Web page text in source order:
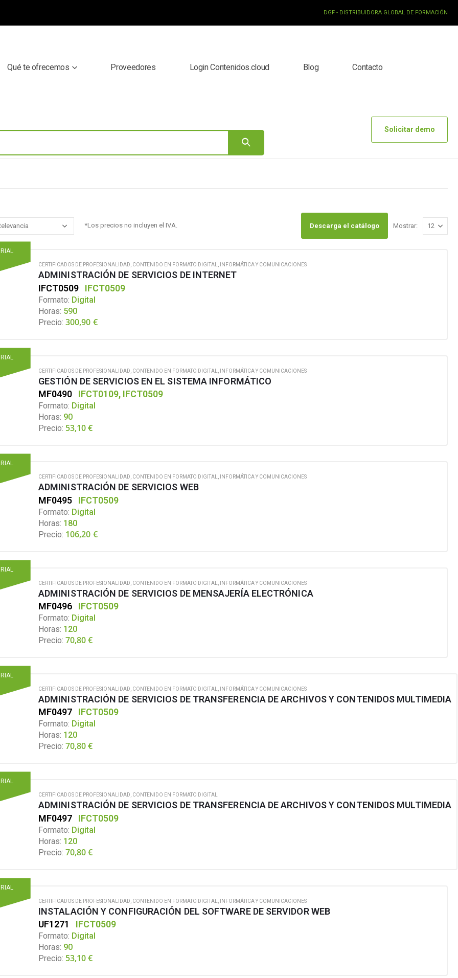
DGF - DISTRIBUIDORA GLOBAL DE FORMACIÓN
Qué te ofrecemos Proveedores Login Contenidos.cloud Blog Contacto
Solicitar demo
*Los precios no incluyen el IVA. Descarga el catálogo Mostrar:
CERTIFICADOS DE PROFESIONALIDAD, CONTENIDO EN FORMATO DIGITAL, INFORMÁTICA Y COMUNICACIONES
ADMINISTRACIÓN DE SERVICIOS DE INTERNET
IFCT0509
IFCT0509
Formato: Digital
Horas: 590
Precio: 300,90 €
CERTIFICADOS DE PROFESIONALIDAD CONTENIDO EN FORMATO DIGITAL INFORMÁTICA Y COMUNICACIONES
GESTIÓN DE SERVICIOS EN EL SISTEMA INFORMÁTICO
MF0490
IFCT0109, IFCT0509
Formato: Digital
Horas: 90
Precio: 53,10€
CERTIFICADOS DE PROFESIONALIDAD CONTENIDO EN FORMATO DIGITAL INFORMÁTICA Y COMUNICACIONES
ADMINISTRACIÓN DE SERVICIOS WEB
MF0495
IFCT0509
Formato: Digital
Horas: 180
Precio: 106,20 €
CERTIFICADOS DE PROFESIONALIDAD CONTENIDO EN FORMATO DIGITAL INFORMÁTICA Y COMUNICACIONES
ADMINISTRACIÓN DE SERVICIOS DE MENSAJERÍA ELECTRÓNICA
MF0496
IFCT0509
Formato: Digital
Horas: 120
Precio: 70,80€
CERTIFICADOS DE PROFESIONALIDAD CONTENIDO EN FORMATO DIGITAL INFORMÁTICA Y COMUNICACIONES
ADMINISTRACIÓN DE SERVICIOS DE TRANSFERENCIA DE ARCHIVOS Y CONTENIDOS MULTIMEDIA
MF0497
IFCT0509
Formato: Digital
Horas: 120
Precio: 70,80€
CERTIFICADOS DE PROFESIONALIDAD, CONTENIDO EN FORMATO DIGITAL
ADMINISTRACIÓN DE SERVICIOS DE TRANSFERENCIA DE ARCHIVOS Y CONTENIDOS MULTIMEDIA
MF0497
IFCT0509
Formato: Digital
Horas: 120
Precio: 70,80€
CERTIFICADOS DE PROFESIONALIDAD CONTENIDO EN FORMATO DIGITAL INFORMÁTICA Y COMUNICACIONES
INSTALACIÓN Y CONFIGURACIÓN DEL SOFTWARE DE SERVIDOR WEB
UF1271
IFCT0509
Formato: Digital
Horas: 90
Precio: 53,10€